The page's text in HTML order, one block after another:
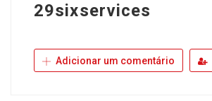
29sixservices
Adicionar um comentário